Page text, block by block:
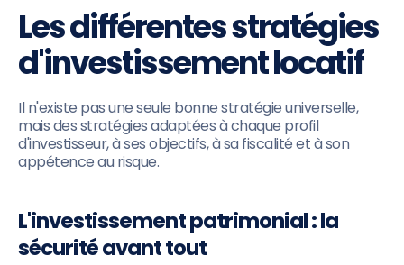
Les différentes stratégies
d'investissement locatif
Il n'existe pas une seule bonne stratégie universelle,
mais des stratégies adaptées à chaque profil
d'investisseur, à ses objectifs, à sa fiscalité et à son
appétence au risque.
L'investissement patrimonial : la
sécurité avant tout